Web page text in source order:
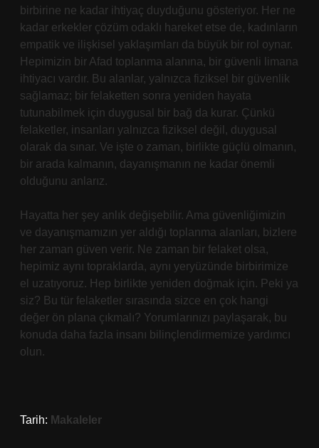
birbirine ne kadar ihtiyaç duyduğunu gösteriyor. Her ne
kadar erkekler çözüm odaklı hareket etse de, kadınların
empatik ve ilişkisel yaklaşımları da büyük bir rol oynar.
Hepimizin bir Afad toplanma alanına, bir güvenli limana
ihtiyacı vardır. Bu alanlar, yalnızca fiziksel bir güvenlik
sağlamaz; bir felaketten sonra yeniden hayata
tutunabilmek için duygusal bir bağ da kurar. Çünkü
felaketler, insanları yalnızca fiziksel değil, duygusal
olarak da sınar. Ve işte o zaman, birlikte güçlü olmanın,
bir arada kalmanın, dayanışmanın ne kadar önemli
olduğunu anlarız.
Hayatta her şey anlık değişebilir. Ama güvenliğimizin
ve dayanışmamızın yer aldığı toplanma alanları, bizlere
her zaman güven verir. Ne zaman bir felaket olsa,
hepimiz aynı topraklarda, aynı yeryüzünde birbirimize
el uzatıyoruz. Hep birlikte yeniden doğmak için. Peki ya
siz? Bu tür felaketler sırasında sizce en çok hangi
değer ön plana çıkmalı? Yorumlarınızı paylaşarak, bu
konuda daha fazla insanı bilinçlendirmemize yardımcı
olun.
Tarih: Makaleler